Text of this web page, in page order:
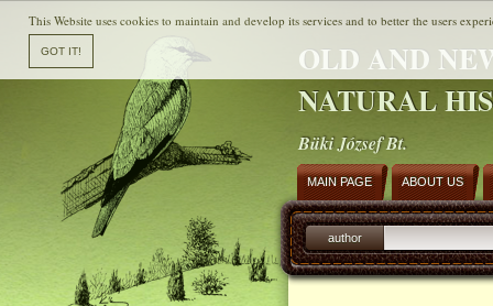
OLD AND
NATURAL
Büki József Bt.
MAIN PAGE ABOUT US
author
This Website uses cookies to maintain and develop its services and to better the users